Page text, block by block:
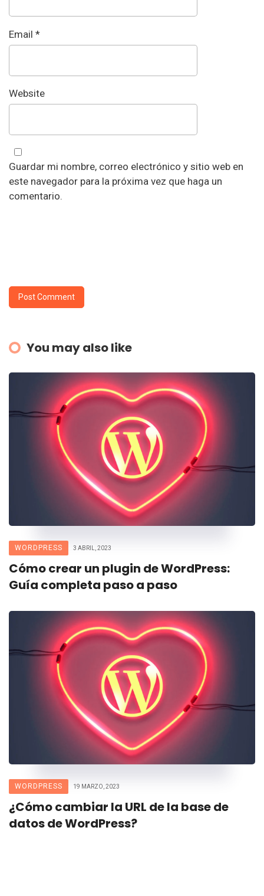
Email *
Website
Guardar mi nombre, correo electrónico y sitio web en
este navegador para la próxima vez que haga un
comentario.
You may also like
WORDPRESS 3 ABRIL, 2023
Cómo crear un plugin de WordPress:
Guía completa paso a paso
WORDPRESS 19 MARZO, 2023
¿Cómo cambiar la URL de la base de
datos de WordPress?